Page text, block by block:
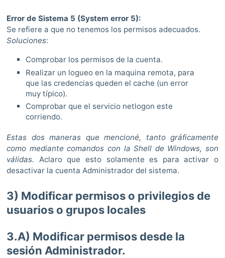
Error de Sistema 5 (System error 5):
Se refiere a que no tenemos los permisos adecuados.
Soluciones:
Comprobar los permisos de la cuenta.
Realizar un logueo en la maquina remota, para
que las credencias queden el cache (un error
muy típico).
Comprobar que el servicio netlogon este
corriendo.
Estas dos maneras que mencioné, tanto gráficamente
como mediante comandos con la Shell de Windows, son
válidas. Aclaro que esto solamente es para activar o
desactivar la cuenta Administrador del sistema.
3) Modificar permisos o privilegios de
usuarios o grupos locales
3.A) Modificar permisos desde la
sesión Administrador.